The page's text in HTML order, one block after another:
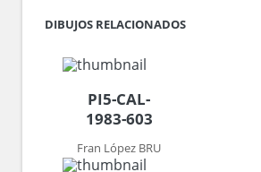
DIBUJOS RELACIONADOS
PI5-CAL-
1983-603
Fran López BRU